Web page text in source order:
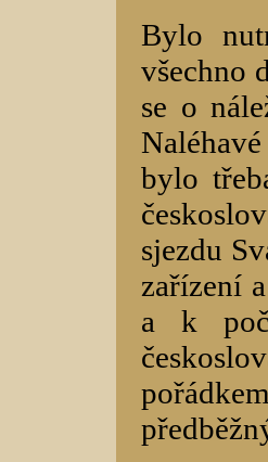
Bylo
všechno
se o
bylo
sjezdu
zařízení
a k